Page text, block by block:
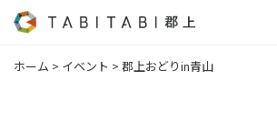
ホーム > イベント > 郡上おどりin青山